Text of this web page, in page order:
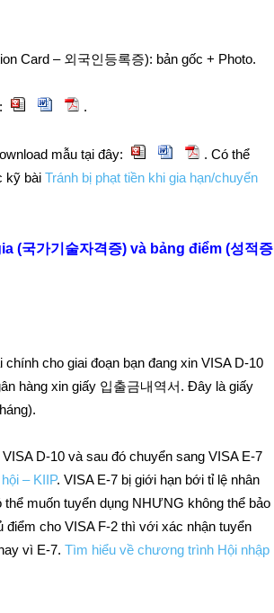
Card – 외국인등록증): bản gốc + Photo.
.
mẫu tại đây:
. Có thể
kỹ bài Tránh bị phạt tiền khi gia hạn/chuyển
국가기술자격증) và bảng điểm (성적증
cho giai đoạn bạn đang xin VISA D-10
hàng xin giấy 입출금내역서. Đây là giấy
D-10 và sau đó chuyển sang VISA E-7
– KIIP. VISA E-7 bị giới hạn bới tỉ lệ nhân
muốn tuyển dụng NHƯNG không thể bảo
điểm cho VISA F-2 thì với xác nhận tuyển
vì E-7. Tìm hiểu về chương trình Hội nhập